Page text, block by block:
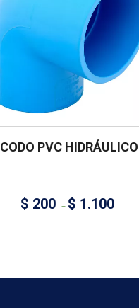
CODO PVC HIDRÁULICO
$ 200 – $ 1.100